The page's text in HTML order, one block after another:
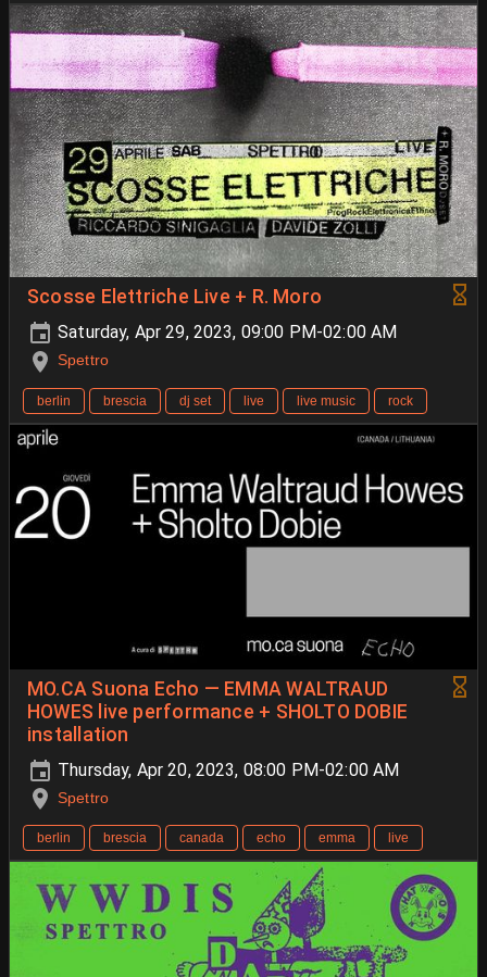
Scosse Elettriche Live + R. Moro
Saturday, Apr 29, 2023, 09:00 PM-02:00 AM
Spettro
berlin brescia dj set live live music rock
MO.CA Suona Echo — EMMA WALTRAUD
HOWES live performance + SHOLTO DOBIE
installation
Thursday, Apr 20, 2023, 08:00 PM-02:00 AM
Spettro
berlin brescia canada echo emma live